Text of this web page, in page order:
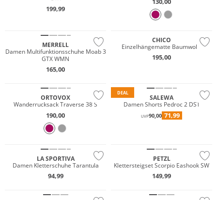
199,99
MERRELL
Damen Multifunktionsschuhe Moab 3
GTX WMN
165,00
CHICO
Einzelhängematte Baumwolle
195,00
ORTOVOX
Wanderrucksack Traverse 38 S
190,00
DEAL
SALEWA
Damen Shorts Pedroc 2 DST
UVP90,00 71,99
LA SPORTIVA
Damen Kletterschuhe Tarantula
94,99
PETZL
Klettersteigset Scorpio Eashook SW
149,99
GORE-TEX